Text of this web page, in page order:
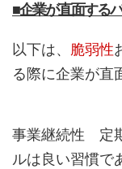
■企業が直面する
以下は、 脆弱性
る際に企業が直
事業継続性 定
ルは良い習慣で